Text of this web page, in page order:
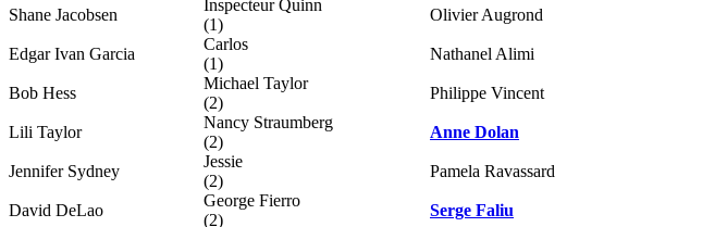
Shane Jacobsen
Inspecteur Quinn
(1)
Olivier Augrond
Edgar Ivan Garcia
Carlos
(1)
Nathanel Alimi
Bob Hess
Michael Taylor
(2)
Philippe Vincent
Lili Taylor
Nancy Straumberg
(2)
Anne Dolan
Jennifer Sydney
Jessie
(2)
Pamela Ravassard
David DeLao
George Fierro
(2)
Serge Faliu